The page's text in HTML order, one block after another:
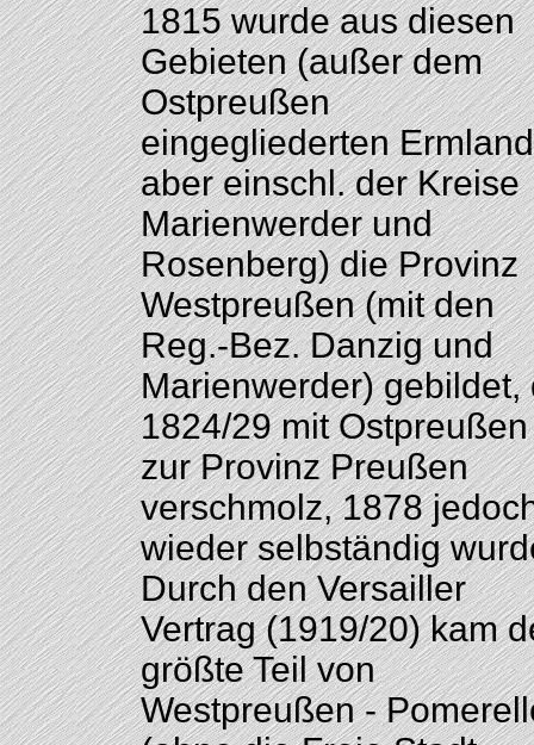
1815 wurde aus diesen
Gebieten (außer dem
Ostpreußen
eingegliederten
aber einschl. der Kreise
Marienwerder und
Rosenberg) die Provinz
Westpreußen (mit den
Reg.-Bez. Danzig und
Marienwerder) gebildet,
1824/29 mit Ostpreußen
zur Provinz Preußen
verschmolz, 1878
wieder selbständig
Durch den Versailler
Vertrag (1919/20) kam
größte Teil von
Westpreußen -